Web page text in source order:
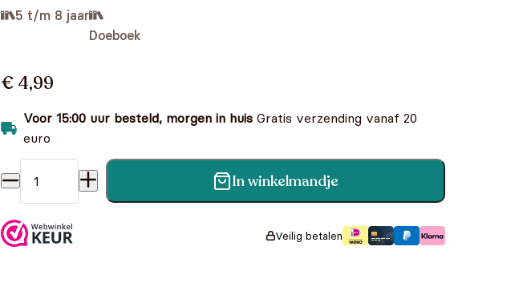
5 t/m 8 jaar
Doeboek
€ 4,99
Voor 15:00 uur besteld, morgen in huis Gratis verzending vanaf 20
euro
500 Vrolijke activiteiten aantal In winkelmandje
Veilig betalen